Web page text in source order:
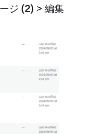
ジ (2) > 編集